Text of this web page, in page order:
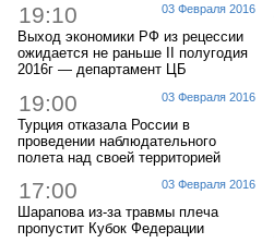
03 Февраля 2016
19:10
Выход экономики РФ из рецессии
ожидается не раньше II полугодия
2016г — департамент ЦБ
03 Февраля 2016
19:00
Турция отказала России в
проведении наблюдательного
полета над своей территорией
03 Февраля 2016
17:00
Шарапова из-за травмы плеча
пропустит Кубок Федерации